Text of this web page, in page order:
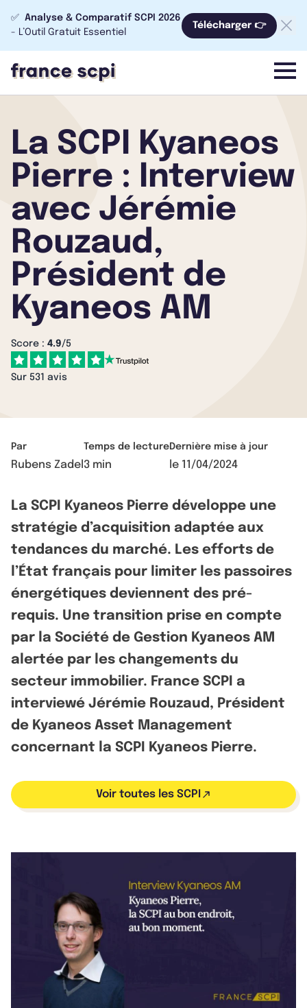
✅ Analyse & Comparatif SCPI 2026
- L’Outil Gratuit Essentiel
Télécharger 👉
menu
La SCPI Kyaneos
Pierre : Interview
avec Jérémie
Rouzaud,
Président de
Kyaneos AM
Score : 4.9/5
Sur 531 avis
Par
Rubens Zadel
Temps de lecture
3 min
Dernière mise à jour
le 11/04/2024
La SCPI Kyaneos Pierre développe une
stratégie d’acquisition adaptée aux
tendances du marché. Les efforts de
l’État français pour limiter les passoires
énergétiques deviennent des pré-
requis. Une transition prise en compte
par la Société de Gestion Kyaneos AM
alertée par les changements du
secteur immobilier. France SCPI a
interviewé Jérémie Rouzaud, Président
de Kyaneos Asset Management
concernant la SCPI Kyaneos Pierre.
Voir toutes les SCPI